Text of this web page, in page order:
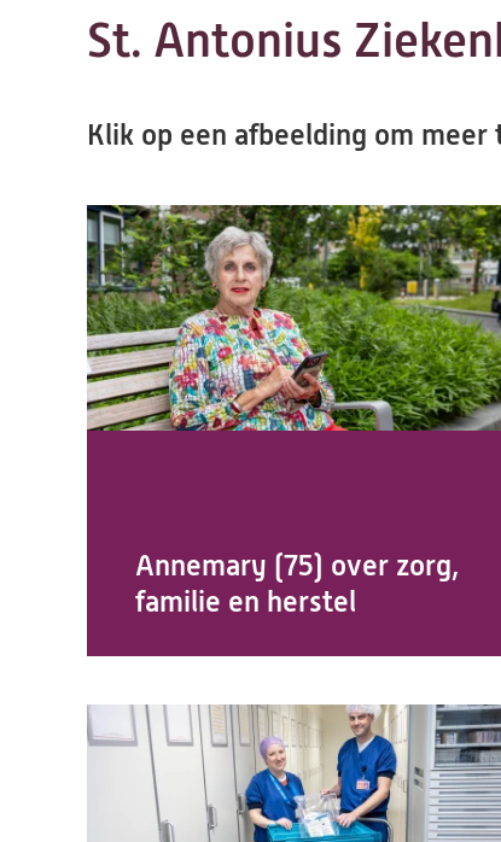
St. Antonius
Klik op een afbeelding om meer
Annemary (75) over zorg,
familie en herstel